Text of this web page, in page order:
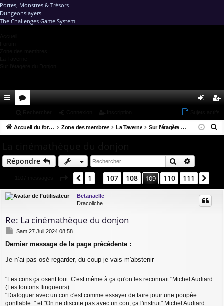
Portes, Monstres & Trésors
Dungeonslayers
The Challenges Game System
co
ci
u
s
ne cri
Accueil du forum Zone des membres La Taverne Sur l'étagère du Donjon
Répondre Rechercher
Page 109 sur111
Précédent
1 107 108 109 110 111
Betanaelle
Dracoliche
Re: La cinémathèque du donjon
M
s
a
e
Sam 27 Juil 2024 08:58
Dernier message de la page précédente :
Je n’ai pas osé regarder, du coup je vais m'abstenir
"Les cons ça osent tout. C'est même à ça qu'on les reconnait."Michel Audiard
(Les tontons flingueurs)
"Dialoguer avec un con c'est comme essayer de faire jouir une poupée
gonflable. " et "On ne discute pas avec un con, ça l'instruit" Michel Audiard